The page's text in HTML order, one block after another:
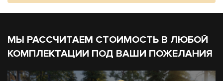
МЫ РАССЧИТАЕМ СТОИМОСТЬ В ЛЮБОЙ
КОМПЛЕКТАЦИИ ПОД ВАШИ ПОЖЕЛАНИЯ